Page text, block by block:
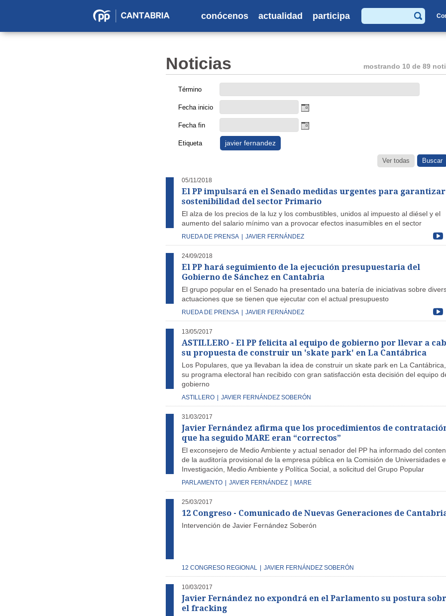
Partido
conócenos actualidad participa
Buscar
Noticias mostrando 10 de 89
Término
Fecha inicio
Fecha fin
Etiqueta javier fernandez
Ver todas
05/11/2018
El PP impulsará en el Senado medidas urgentes para
sostenibilidad del sector Primario
El alza de los precios de la luz y los combustibles, unidos al impuesto al diésel y el
aumento del salario mínimo van a provocar efectos inasumibles en el sector
RUEDA DE PRENSA JAVIER FERNÁNDEZ
24/09/2018
El PP hará seguimiento de la ejecución presupuestaria del
Gobierno de Sánchez en Cantabria
El grupo popular en el Senado ha presentado una batería de iniciativas sobre
actuaciones que se tienen que ejecutar con el actual presupuesto
RUEDA DE PRENSA JAVIER FERNÁNDEZ
13/05/2017
ASTILLERO - El PP felicita al equipo de gobierno por llevar a
su propuesta de construir un 'skate park' en La Cantábrica
Los Populares, que ya llevaban la idea de construir un skate park en La
su programa electoral han recibido con gran satisfacción esta decisión del equipo
gobierno
ASTILLERO JAVIER FERNÁNDEZ SOBERÓN
31/03/2017
Javier Fernández afirma que los procedimientos de
que ha seguido MARE eran “correctos”
El exconsejero de Medio Ambiente y actual senador del PP ha informado del
de la auditoría provisional de la empresa pública en la Comisión de Universidades e
Investigación, Medio Ambiente y Política Social, a solicitud del Grupo Popular
PARLAMENTO JAVIER FERNÁNDEZ MARE
25/03/2017
12 Congreso - Comunicado de Nuevas Generaciones de
Intervención de Javier Fernández Soberón
12 CONGRESO REGIONAL JAVIER FERNÁNDEZ SOBERÓN
10/03/2017
Javier Fernández no expondrá en el Parlamento su postura
el fracking